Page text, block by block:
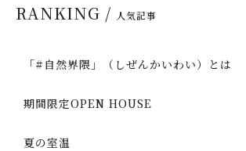
RANKING / 人気記事
「#自然界隈」（しぜんかいわい）とは
期間限定OPEN HOUSE
夏の室温